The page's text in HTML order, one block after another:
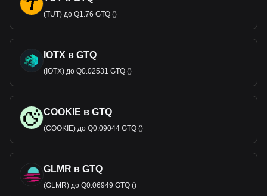
(TUT) до Q1.76 GTQ ()
IOTX в GTQ
(IOTX) до Q0.02531 GTQ ()
COOKIE в GTQ
(COOKIE) до Q0.09044 GTQ ()
GLMR в GTQ
(GLMR) до Q0.06949 GTQ ()